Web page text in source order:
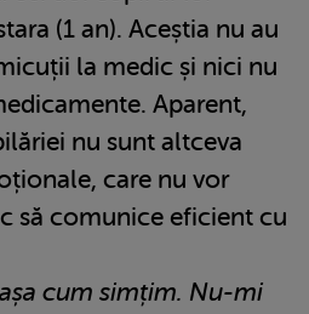
(1 an). Aceștia nu au
la medic și nici nu
Aparent,
nu sunt altceva
care nu vor
să comunice eficient cu
cum simțim. Nu-mi